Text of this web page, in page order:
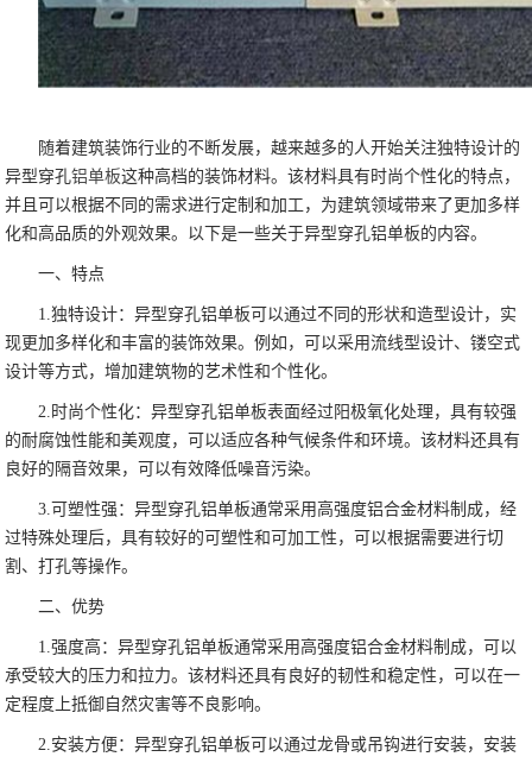
随着建筑装饰行业的不断发展，越来越多的人开始关注独特设计的
异型穿孔铝单板这种高档的装饰材料。该材料具有时尚个性化的特点，
并且可以根据不同的需求进行定制和加工，为建筑领域带来了更加多样
化和高品质的外观效果。以下是一些关于异型穿孔铝单板的内容。
一、特点
1.独特设计：异型穿孔铝单板可以通过不同的形状和造型设计，实
现更加多样化和丰富的装饰效果。例如，可以采用流线型设计、镂空式
设计等方式，增加建筑物的艺术性和个性化。
2.时尚个性化：异型穿孔铝单板表面经过阳极氧化处理，具有较强
的耐腐蚀性能和美观度，可以适应各种气候条件和环境。该材料还具有
良好的隔音效果，可以有效降低噪音污染。
3.可塑性强：异型穿孔铝单板通常采用高强度铝合金材料制成，经
过特殊处理后，具有较好的可塑性和可加工性，可以根据需要进行切
割、打孔等操作。
二、优势
1.强度高：异型穿孔铝单板通常采用高强度铝合金材料制成，可以
承受较大的压力和拉力。该材料还具有良好的韧性和稳定性，可以在一
定程度上抵御自然灾害等不良影响。
2.安装方便：异型穿孔铝单板可以通过龙骨或吊钩进行安装，安装